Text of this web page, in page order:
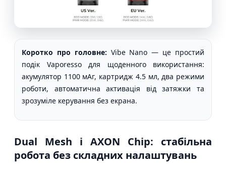
Коротко про головне: Vibe Nano — це простий
подік Vaporesso для щоденного використання:
акумулятор 1100 мАг, картридж 4.5 мл, два режими
роботи, автоматична активація від затяжки та
зрозуміле керування без екрана.
Dual Mesh і AXON Chip: стабільна
робота без складних налаштувань